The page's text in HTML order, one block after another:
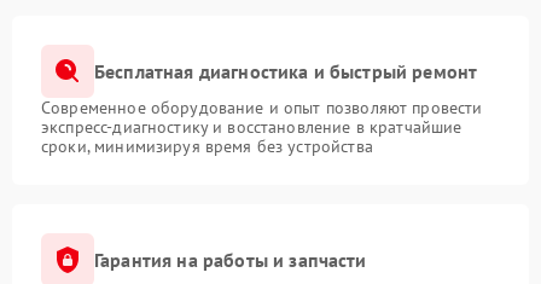
Бесплатная диагностика и быстрый ремонт
Современное оборудование и опыт позволяют провести
экспресс-диагностику и восстановление в кратчайшие
сроки, минимизируя время без устройства
Гарантия на работы и запчасти